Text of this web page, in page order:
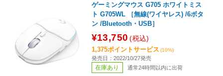
ゲーミングマウス G705 ホワイトミス
ト G705WL ［無線(ワイヤレス) /6ボタ
ン /Bluetooth・USB］
¥13,750 (税込)
1,375ポイントサービス (10%)
発売日：2022/10/27発売
在庫あり 通常24時間以内に出荷